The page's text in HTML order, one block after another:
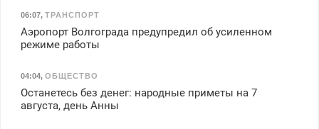
06:07, ТРАНСПОРТ
Аэропорт Волгограда предупредил об усиленном
режиме работы
04:04, ОБЩЕСТВО
Останетесь без денег: народные приметы на 7
августа, день Анны